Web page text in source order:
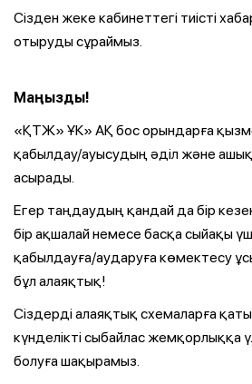
Сізден жеке кабинеттегі тиісті
отыруды сұраймыз.
Маңызды!
«ҚТЖ» ҰК» АҚ бос орындарға
қабылдау/ауысудың әділ және
асырады.
Егер таңдаудың қандай да бір
бір ақшалай немесе басқа сыйақы
қабылдауға/аударуға көмектесу
бұл алаяқтық!
Сіздерді алаяқтық схемаларға
күнделікті сыбайлас жемқорлыққа
болуға шақырамыз.